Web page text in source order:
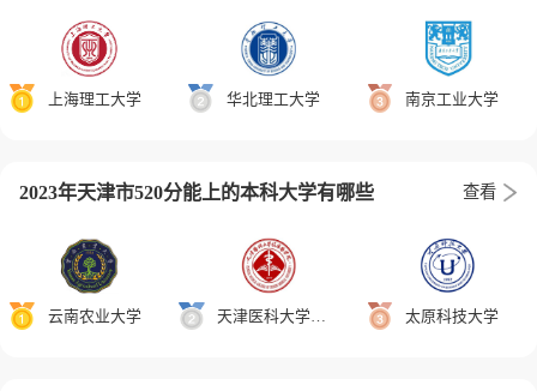
上海理工大学 华北理工大学 南京工业大学
2023年天津市520分能上的本科大学有哪些 查看
云南农业大学 天津医科大学临床医学院 太原科技大学